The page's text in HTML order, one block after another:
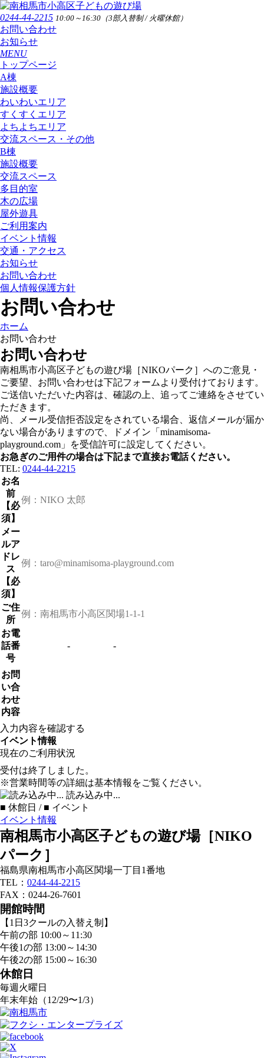
0244-44-2215 10:00～16:30（3部入替制 / 火曜休館）
お問い合わせ
お知らせ
MENU
トップページ
A棟
施設概要
わいわいエリア
すくすくエリア
よちよちエリア
交流スペース・その他
B棟
施設概要
交流スペース
多目的室
木の広場
屋外遊具
ご利用案内
イベント情報
交通・アクセス
お知らせ
お問い合わせ
個人情報保護方針
お問い合わせ
ホーム
お問い合わせ
お問い合わせ
南相馬市小高区子どもの遊び場［NIKOパーク］へのご意見・
ご要望、お問い合わせは下記フォームより受付けております。
ご送信いただいた内容は、確認の上、追ってご連絡をさせてい
ただきます。
尚、メール受信拒否設定をされている場合、返信メールが届か
ない場合がありますので、ドメイン「minamisoma-
playground.com」を受信許可に設定してください。
お急ぎのご用件の場合は下記まで直接お電話ください。
TEL: 0244-44-2215
お名
前
【必
須】
メー
ルア
ドレ
ス
【必
須】
ご住
所
お電
話番
号
- -
お問
い合
わせ
内容
イベント情報
現在のご利用状況
受付は終了しました。
※営業時間等の詳細は基本情報をご覧ください。
読み込み中...
■ 休館日 / ■ イベント
イベント情報
南相馬市小高区子どもの遊び場［NIKO
パーク］
福島県南相馬市小高区関場一丁目1番地
TEL： 0244-44-2215
FAX：0244-26-7601
開館時間
【1日3クールの入替え制】
午前の部 10:00～11:30
午後1の部 13:00～14:30
午後2の部 15:00～16:30
休館日
毎週火曜日
年末年始（12/29〜1/3）